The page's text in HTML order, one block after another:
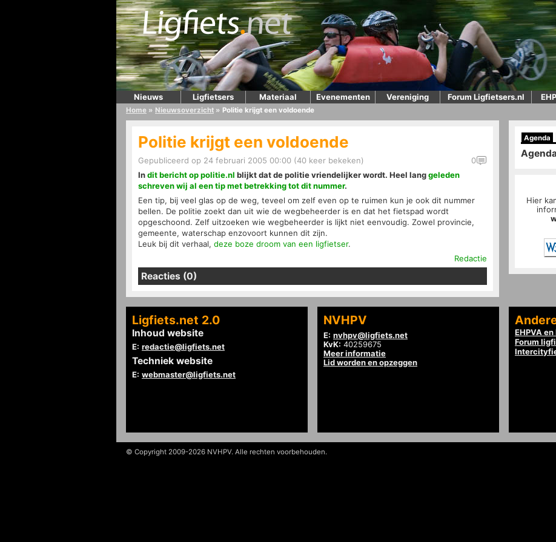
Nieuws Ligfietsers Materiaal Evenementen Vereniging Forum Ligfietsers.nl
Home » Nieuwsoverzicht » Politie krijgt een voldoende
Politie krijgt een voldoende
Gepubliceerd op 24 februari 2005 00:00 (40 keer bekeken)
0
Indit bericht op politie.nl blijkt dat de politie vriendelijker wordt. Heel langgeleden
schreven wij al een tip met betrekking tot dit nummer.
Een tip, bij veel glas op de weg, teveel om zelf even op te ruimen kun je ook dit nummer
bellen. De politie zoekt dan uit wie de wegbeheerder is en dat het fietspad wordt
opgeschoond. Zelf uitzoeken wie wegbeheerder is lijkt niet eenvoudig. Zowel provincie,
gemeente, waterschap enzovoort kunnen dit zijn.
Leuk bij dit verhaal, deze boze droom van een ligfietser.
Redactie
Reacties (0)
Agenda
Hier
Ligfiets.net 2.0
Inhoud website
E: redactie@ligfiets.net
Techniek website
E: webmaster@ligfiets.net
NVHPV
E: nvhpv@ligfiets.net
KvK: 40259675
Meer informatie
Lid worden en opzeggen
EHPVA
Forum
© Copyright 2009-2026 NVHPV. Alle rechten voorbehouden.